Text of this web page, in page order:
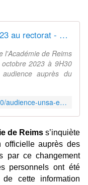
Audience Unsa Education 18/10/23 au rectorat - Syndicat AetI-UNSA Académie Reims
l'Académie de Reims
2023 à 9H30
auprès du
http://www.aeti-ac-reims.com/2023/10/audience-unsa-education-18/10/23.html
de Reims s’inquiète
officielle auprès des
par ce changement
personnels ont été
cette information